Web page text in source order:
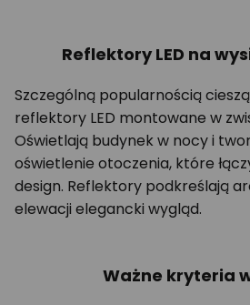
Reflektory LED na
Szczególną popularnością
reflektory LED montowane w
Oświetlają budynek w nocy i
oświetlenie otoczenia, które
design. Reflektory podkreślają
elewacji elegancki wygląd.
Ważne kryteria